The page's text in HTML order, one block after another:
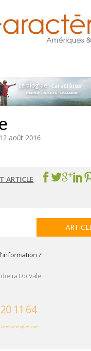
Le blog de Caractères
ENSEMBLE VOYAGEONS PASSIONNEMENT
août 2016
ARTICLE
?
Do Vale
11 64
ameriques.com